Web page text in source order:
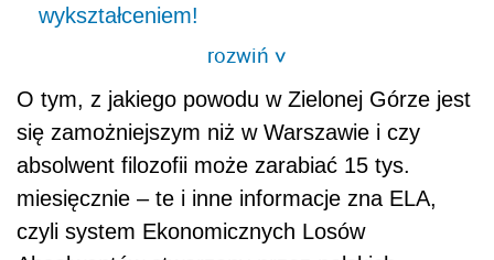
wykształceniem!
rozwiń>
O tym, z jakiego powodu w Zielonej Górze jest
się zamożniejszym niż w Warszawie i czy
absolwent filozofii może zarabiać 15 tys.
miesięcznie – te i inne informacje zna ELA,
czyli system Ekonomicznych Losów